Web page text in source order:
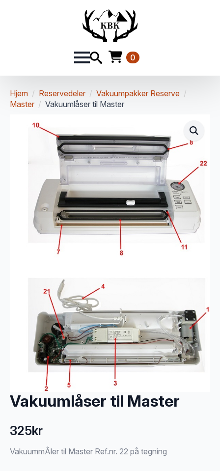
0
Hjem Reservedeler
Vakuumpakker Reserve
Master
Vakuumlåser til Master
Vakuumlåser til Master
325kr
VakuummÂler til Master Ref.nr. 22 på tegning